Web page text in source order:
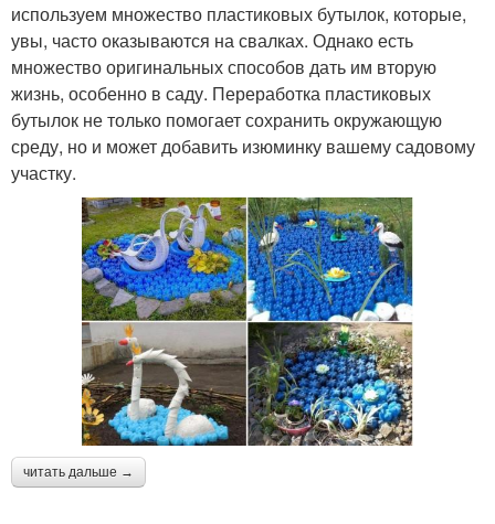
используем множество пластиковых бутылок, которые,
увы, часто оказываются на свалках. Однако есть
множество оригинальных способов дать им вторую
жизнь, особенно в саду. Переработка пластиковых
бутылок не только помогает сохранить окружающую
среду, но и может добавить изюминку вашему садовому
участку.
читать дальше →